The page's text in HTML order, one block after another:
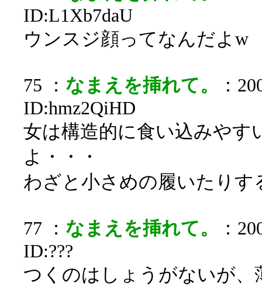
ID:L1Xb7daU
ウンスジ顔ってなんだよw
75 ： なまえを挿れて。
：
ID:hmz2QiHD
女は構造的に食い込みやす
よ・・・
わざと小さめの履いたりす
77 ： なまえを挿れて。
：
ID:???
つくのはしょうがないが、